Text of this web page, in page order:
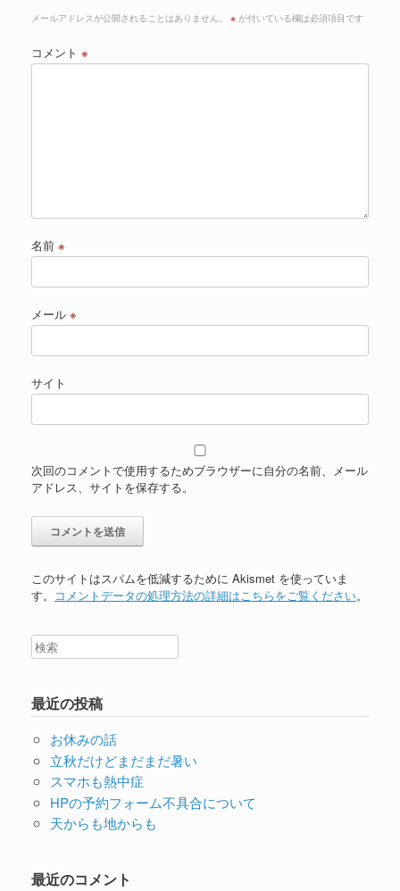
メールアドレスが公開されることはありません。 ※ が付いている欄は必須項目です
コメント ※
名前 ※
メール ※
サイト
次回のコメントで使用するためブラウザーに自分の名前、メール
アドレス、サイトを保存する。
このサイトはスパムを低減するために Akismet を使っていま
す。 コメントデータの処理方法の詳細はこちらをご覧ください。
最近の投稿
お休みの話
立秋だけどまだまだ暑い
スマホも熱中症
HPの予約フォーム不具合について
天からも地からも
最近のコメント